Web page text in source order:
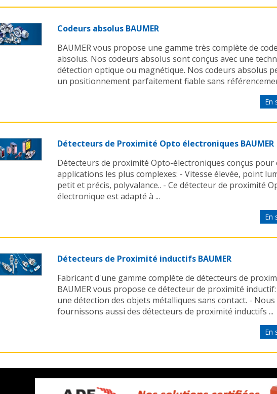
Codeurs absolus BAUMER
BAUMER vous propose une gamme très complète de
absolus. Nos codeurs absolus sont conçus avec une
détection optique ou magnétique. Nos codeurs absolus
un positionnement parfaitement fiable sans
En
Détecteurs de Proximité Opto électroniques BAUMER
Détecteurs de proximité Opto-électroniques conçus pour
applications les plus complexes: - Vitesse élevée, point
petit et précis, polyvalance.. - Ce détecteur de proximité
électronique est adapté à ...
En
Détecteurs de Proximité inductifs BAUMER
Fabricant d'une gamme complète de détecteurs de
BAUMER vous propose ce détecteur de proximité
une détection des objets métalliques sans contact. - Nous
fournissons aussi des détecteurs de proximité inductifs ...
En